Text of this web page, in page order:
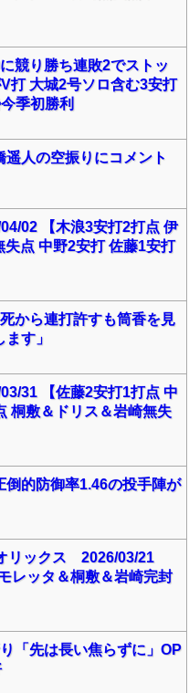
競り勝ち連敗2でストッ
打 大城2号ソロ含む3安打
季初勝利
遥人の空振りにコメント
02 【木浪3安打2打点 伊
点 中野2安打 佐藤1安打
から連打許すも筒香を見
す」
31 【佐藤2安打1打点 中
桐敷＆ドリス＆岩崎無失
倒的防御率1.46の投手陣が
リックス 2026/03/21
レッタ＆桐敷＆岩崎完封
「先は長い焦らずに」OP